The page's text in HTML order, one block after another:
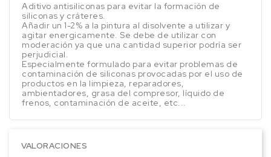
Aditivo antisiliconas para evitar la formación de
siliconas y cráteres.
Añadir un 1-2% a la pintura al disolvente a utilizar y
agitar energicamente. Se debe de utilizar con
moderación ya que una cantidad superior podría ser
perjudicial.
Especialmente formulado para evitar problemas de
contaminación de siliconas provocadas por el uso de
productos en la limpieza, reparadores,
ambientadores, grasa del compresor, líquido de
frenos, contaminación de aceite, etc...
VALORACIONES